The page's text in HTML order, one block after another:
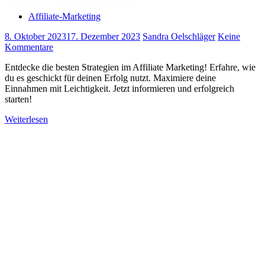
Affiliate-Marketing
8. Oktober 202317. Dezember 2023 Sandra Oelschläger Keine
Kommentare
Entdecke die besten Strategien im Affiliate Marketing! Erfahre, wie
du es geschickt für deinen Erfolg nutzt. Maximiere deine
Einnahmen mit Leichtigkeit. Jetzt informieren und erfolgreich
starten!
Weiterlesen